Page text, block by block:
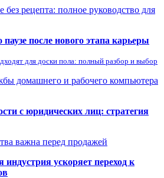
без рецепта: полное руководство для
после нового этапа карьеры
для доски пола: полный разбор и выбор
домашнего и рабочего компьютера
с юридических лиц: стратегия
важна перед продажей
ускоряет переход к